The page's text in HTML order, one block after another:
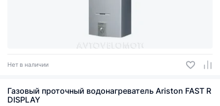
Нет в наличии
Газовый проточный водонагреватель Ariston FAST R
DISPLAY